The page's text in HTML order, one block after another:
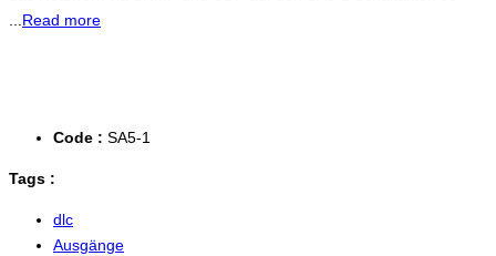
Read more
Code : SA5-1
Tags :
dlc
Ausgänge